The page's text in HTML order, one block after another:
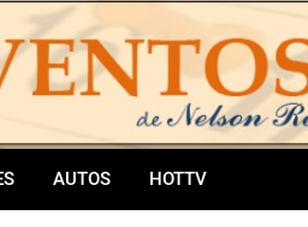
AUTOS HOTTV